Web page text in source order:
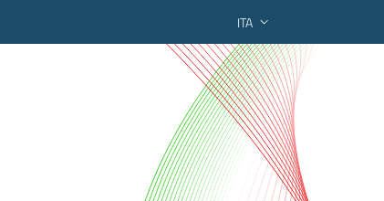
ITA
regionale